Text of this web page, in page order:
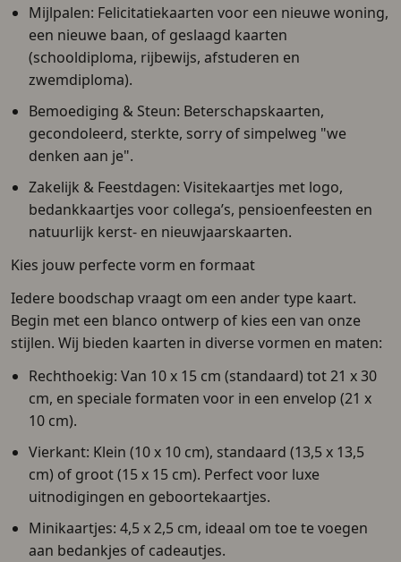
Mijlpalen: Felicitatiekaarten voor een nieuwe woning,
een nieuwe baan, of geslaagd kaarten
(schooldiploma, rijbewijs, afstuderen en
zwemdiploma).
Bemoediging & Steun: Beterschapskaarten,
gecondoleerd, sterkte, sorry of simpelweg "we
denken aan je".
Zakelijk & Feestdagen: Visitekaartjes met logo,
bedankkaartjes voor collega’s, pensioenfeesten en
natuurlijk kerst- en nieuwjaarskaarten.
Kies jouw perfecte vorm en formaat
Iedere boodschap vraagt om een ander type kaart.
Begin met een blanco ontwerp of kies een van onze
stijlen. Wij bieden kaarten in diverse vormen en maten:
Rechthoekig: Van 10 x 15 cm (standaard) tot 21 x 30
cm, en speciale formaten voor in een envelop (21 x
10 cm).
Vierkant: Klein (10 x 10 cm), standaard (13,5 x 13,5
cm) of groot (15 x 15 cm). Perfect voor luxe
uitnodigingen en geboortekaartjes.
Minikaartjes: 4,5 x 2,5 cm, ideaal om toe te voegen
aan bedankjes of cadeautjes.